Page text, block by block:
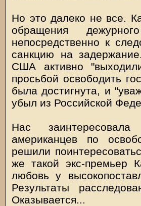
Но это далеко не все.
обращения
непосредственно к
санкцию на
США активно
просьбой освободить
была достигнута, и
убыл из Российской
Нас
американцев по
решили
же такой экс-премьер
любовь у
Результаты
Оказывается...